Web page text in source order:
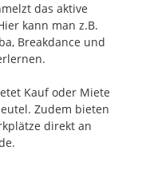
das aktive
kann man z.B.
Breakdance und
Kauf oder Miete
Zudem bieten
direkt an